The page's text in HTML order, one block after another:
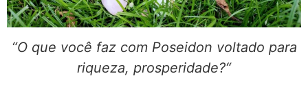
“O que você faz com Poseidon voltado para
riqueza, prosperidade?“